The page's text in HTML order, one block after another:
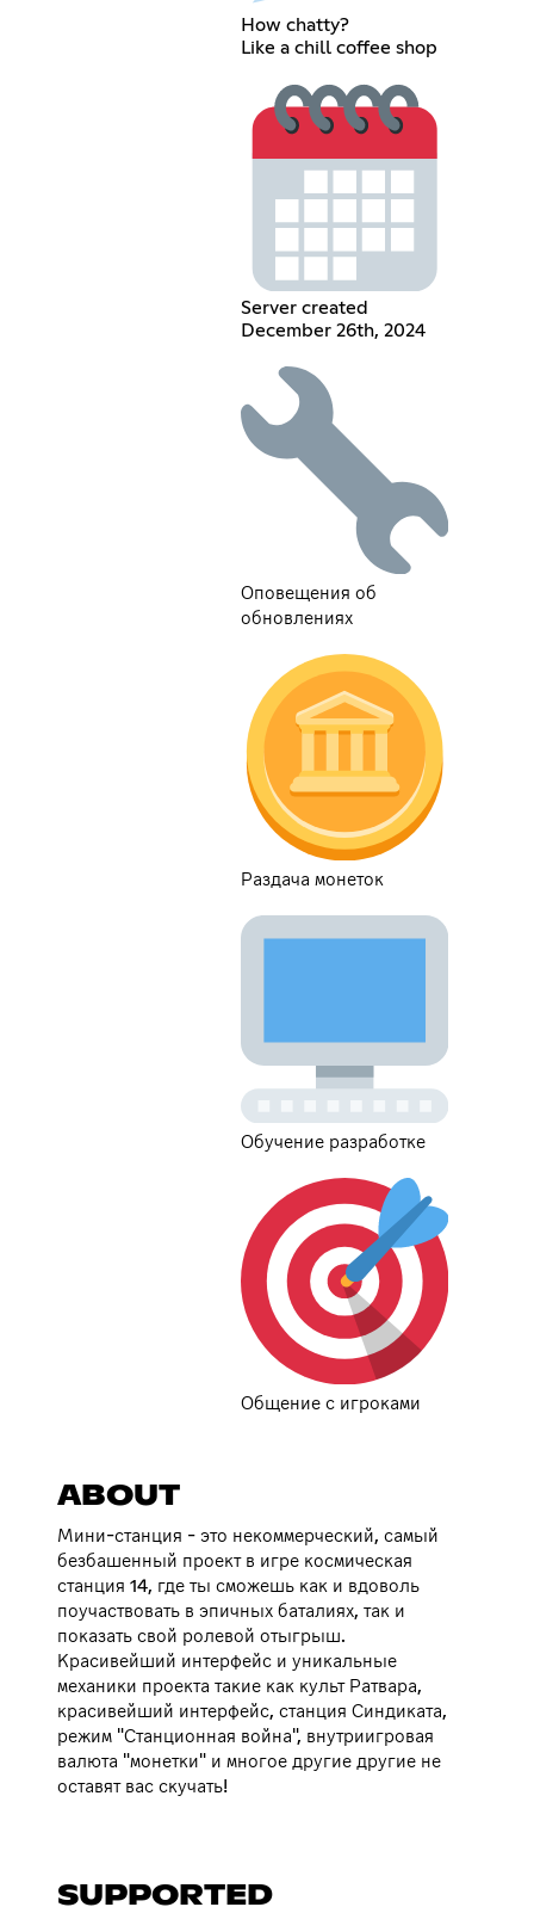
How chatty?
Like a chill coffee shop
Server created
December 26th, 2024
Оповещения об
обновлениях
Раздача монеток
Обучение разработке
Общение с игроками
ABOUT
Мини-станция - это некоммерческий, самый
безбашенный проект в игре космическая
станция 14, где ты сможешь как и вдоволь
поучаствовать в эпичных баталиях, так и
показать свой ролевой отыгрыш.
Красивейший интерфейс и уникальные
механики проекта такие как культ Ратвара,
красивейший интерфейс, станция Синдиката,
режим "Станционная война", внутриигровая
валюта "монетки" и многое другие другие не
оставят вас скучать!
SUPPORTED